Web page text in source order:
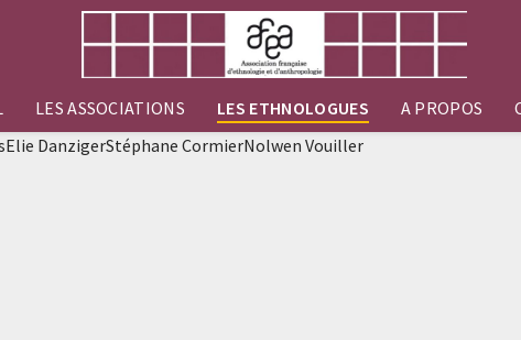
LES ASSOCIATIONS LES ETHNOLOGUES A PROPOS
DanzigerStéphane CormierNolwen Vouiller